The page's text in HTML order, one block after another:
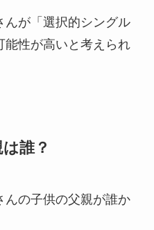
んが「選択的シングル
能性が高いと考えられ
誰？
んの子供の父親が誰か